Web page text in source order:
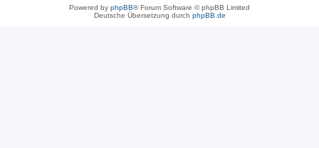
Powered by phpBB® Forum Software © phpBB Limited
Deutsche Übersetzung durch phpBB.de